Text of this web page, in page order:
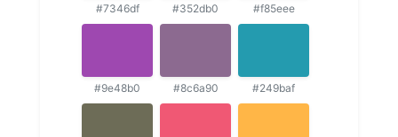
#7346df #352db0 #f85eee
#9e48b0 #8c6a90 #249baf